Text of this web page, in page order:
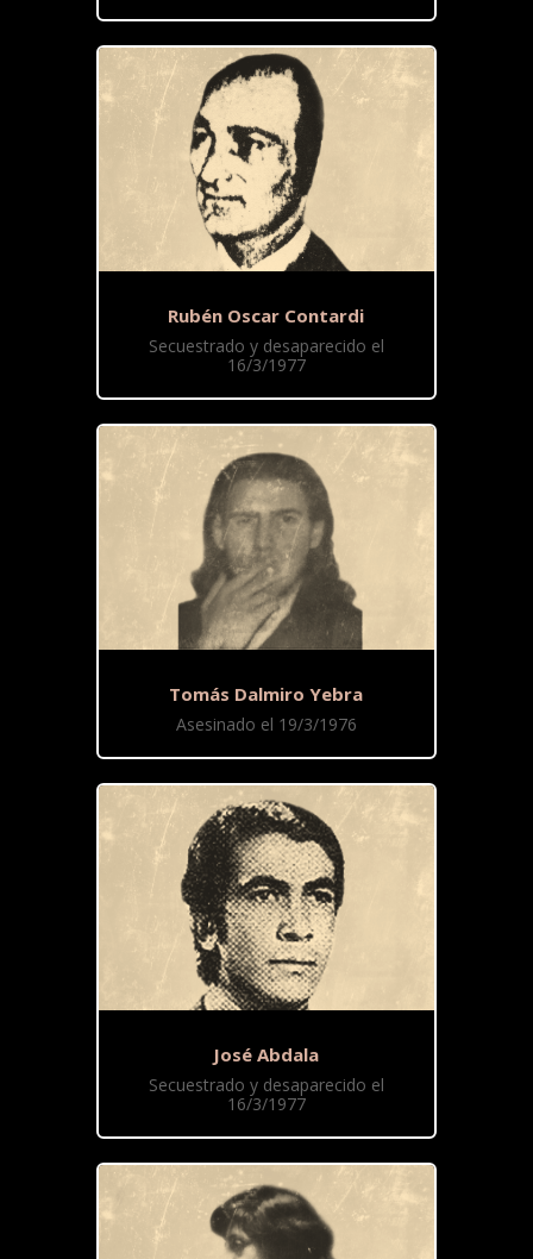
Rubén Oscar Contardi
Secuestrado y desaparecido el
16/3/1977
Tomás Dalmiro Yebra
Asesinado el 19/3/1976
José Abdala
Secuestrado y desaparecido el
16/3/1977